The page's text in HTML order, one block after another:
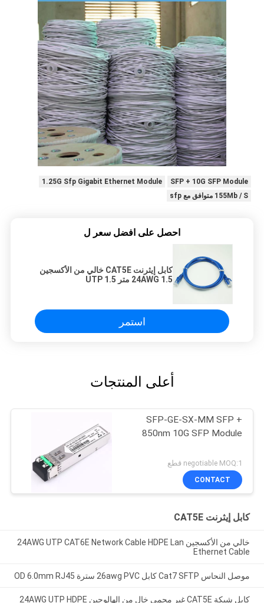
SFP + 10G SFP Module
1.25G Sfp Gigabit Ethernet Module
155Mb / S متوافق مع sfp
احصل على افضل سعر ل
كابل إيثرنت CAT5E خالي من الأكسجين
24AWG 1.5 متر UTP 1.5
استمر
أعلى المنتجات
SFP-GE-SX-MM SFP +
850nm 10G SFP Module
negotiable MOQ:1 قطع
CONTACT
كابل إيثرنت CAT5E
خالي من الأكسجين 24AWG UTP CAT6E Network Cable HDPE Lan
Ethernet Cable
موصل النحاس Cat7 SFTP كابل 26awg PVC سترة OD 6.0mm RJ45
كابل شبكة CAT5E غير محمي خالٍ من الهالوجين 24AWG UTP HDPE